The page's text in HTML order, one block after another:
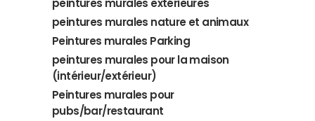
peintures murales extérieures
peintures murales nature et animaux
Peintures murales Parking
peintures murales pour la maison
(intérieur/extérieur)
Peintures murales pour
pubs/bar/restaurant